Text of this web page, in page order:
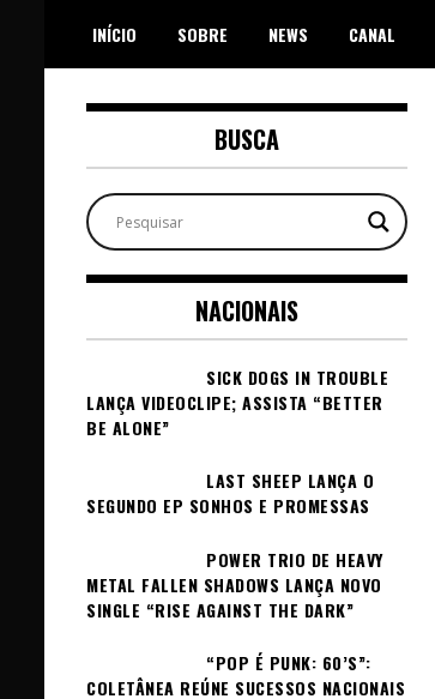
content
INÍCIO SOBRE NEWS CANAL
BUSCA
NACIONAIS
SICK DOGS IN TROUBLE
LANÇA VIDEOCLIPE; ASSISTA “BETTER
BE ALONE”
LAST SHEEP LANÇA O
SEGUNDO EP SONHOS E PROMESSAS
POWER TRIO DE HEAVY
METAL FALLEN SHADOWS LANÇA NOVO
SINGLE “RISE AGAINST THE DARK”
“POP É PUNK: 60’S”:
COLETÂNEA REÚNE SUCESSOS NACIONAIS